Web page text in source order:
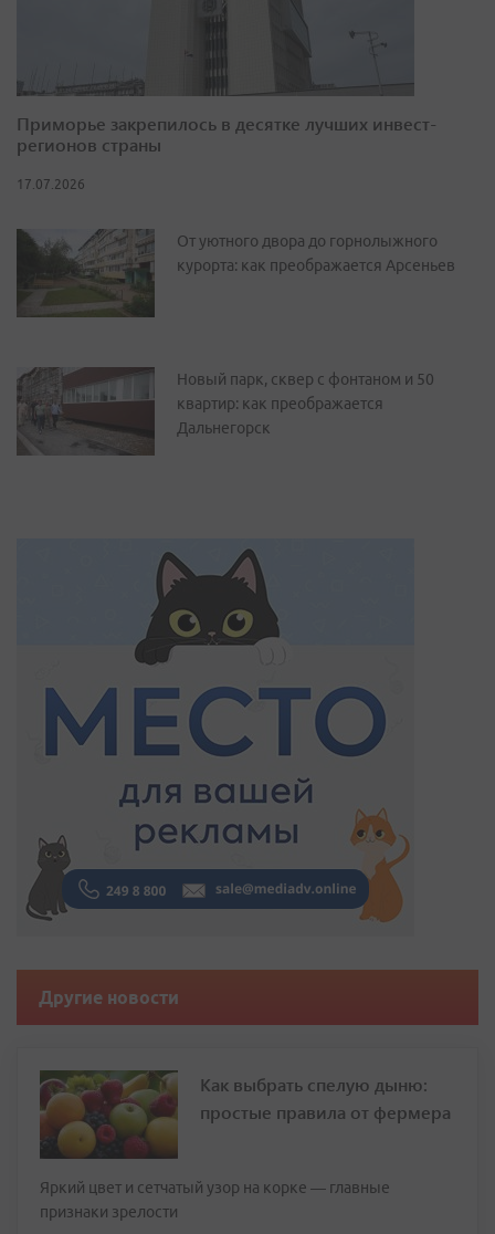
Приморье закрепилось в десятке лучших инвест-
регионов страны
17.07.2026
От уютного двора до горнолыжного
курорта: как преображается Арсеньев
Новый парк, сквер с фонтаном и 50
квартир: как преображается
Дальнегорск
Другие новости
Как выбрать спелую дыню:
простые правила от фермера
Яркий цвет и сетчатый узор на корке — главные
признаки зрелости